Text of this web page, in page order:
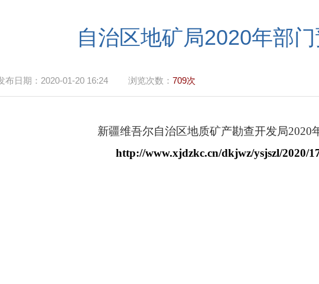
自治区地矿局2020年部
布日期： 2020-01-20 16:24 浏览次数：709次
新疆维吾尔自治区地质矿产勘查开发局2020
http://www.xjdzkc.cn/dkjwz/ysjszl/2020/